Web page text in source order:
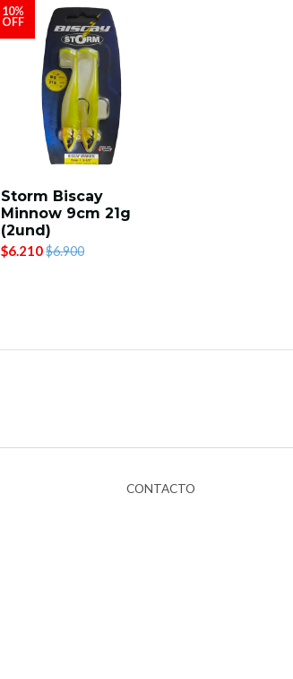
10%
OFF
Storm Biscay
Minnow 9cm 21g
(2und)
$6.210$6.900
CONTACTO